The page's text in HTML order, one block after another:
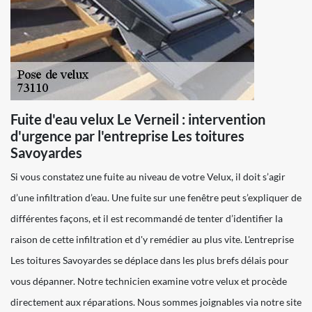
Fuite d'eau velux Le Verneil : intervention
d'urgence par l'entreprise Les toitures
Savoyardes
Si vous constatez une fuite au niveau de votre Velux, il doit s’agir
d’une infiltration d’eau. Une fuite sur une fenêtre peut s’expliquer de
différentes façons, et il est recommandé de tenter d’identifier la
raison de cette infiltration et d'y remédier au plus vite. L'entreprise
Les toitures Savoyardes se déplace dans les plus brefs délais pour
vous dépanner. Notre technicien examine votre velux et procède
directement aux réparations. Nous sommes joignables via notre site